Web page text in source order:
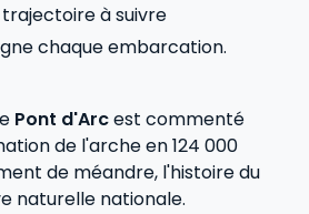
à suivre
chaque embarcation.
Pont d'Arcest commenté
de l'arche en 124 000
de méandre, l'histoire du
naturelle nationale.